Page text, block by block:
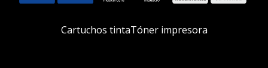
Cartuchos tintaTóner impresora